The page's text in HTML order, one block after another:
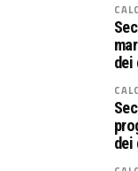
dei
dei